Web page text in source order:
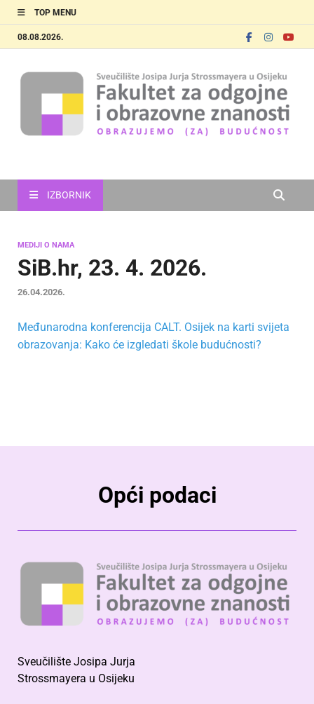
TOP MENU
08.08.2026.
IZBORNIK
MEDIJI O NAMA
SiB.hr, 23. 4. 2026.
26.04.2026.
Međunarodna konferencija CALT. Osijek na karti svijeta
obrazovanja: Kako će izgledati škole budućnosti?
Opći podaci
Sveučilište Josipa Jurja
Strossmayera u Osijeku